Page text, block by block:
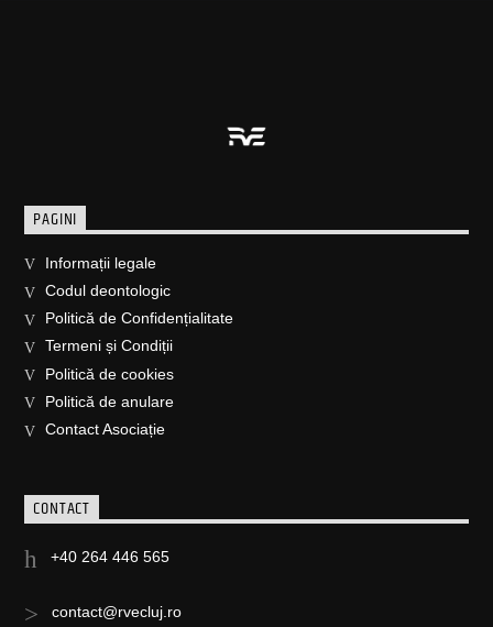
PAGINI
Informații legale
Codul deontologic
Politică de Confidențialitate
Termeni și Condiții
Politică de cookies
Politică de anulare
Contact Asociație
CONTACT
+40 264 446 565
contact@rvecluj.ro